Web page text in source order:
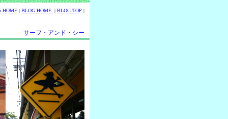
HOME | BLOG HOME | BLOG TOP |
サーフ・アンド・シー